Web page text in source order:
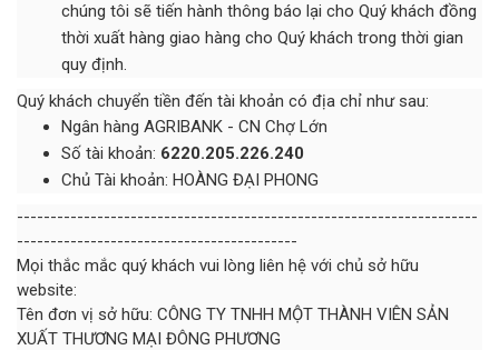
chúng tôi sẽ tiến hành thông báo lại cho Quý khách đồng
thời xuất hàng giao hàng cho Quý khách trong thời gian
quy định.
Quý khách chuyển tiền đến tài khoản có địa chỉ như sau:
Ngân hàng AGRIBANK - CN Chợ Lớn
Số tài khoản: 6220.205.226.240
Chủ Tài khoản: HOÀNG ĐẠI PHONG
---------------------------------------------------------------------
------------------------------------------
Mọi thắc mắc quý khách vui lòng liên hệ với chủ sở hữu
website:
Tên đơn vị sở hữu: CÔNG TY TNHH MỘT THÀNH VIÊN SẢN
XUẤT THƯƠNG MẠI ĐÔNG PHƯƠNG